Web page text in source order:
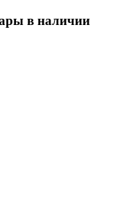
в наличии